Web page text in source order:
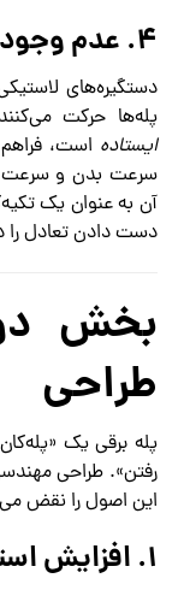
۴. عدم وجود سطح اتکای مناسب
پله‌ها حرکت
ایستاده است،
سرعت بدن و سرعت
آن به عنوان یک
دست دادن تعادل را
بخش
طراحی
پله برقی یک
رفتن». طراحی
این اصول را نقض
۱. افزایش استهلاک و فشار بر قطعات